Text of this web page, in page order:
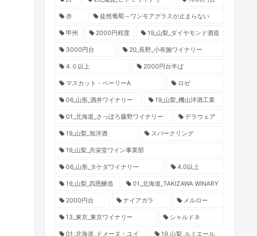
赤 徒然葡萄～ワンモアグラスが止まらない
甲州 2000円程度 19_山梨_ダイヤモンド酒造
3000円台 20_長野_小布施ワイナリー
4.０以上 2000円台半ば
マスカット・ベーリーA ロゼ
06_山形_酒井ワイナリー 19_山梨_機山洋酒工業
01_北海道_さっぽろ藤野ワイナリー デラウェア
19_山梨_旭洋酒 スパークリング
19_山梨_共栄堂ワイン事業部
06_山形_タケダワイナリー 4.0以上
19_山梨_四恩醸造 01_北海道_TAKIZAWA WINARY
2000円台 ナイアガラ メルロー
13_東京_東京ワイナリー シャルドネ
01_北海道_ドメーヌ・ユイ 19_山梨_ルミエール